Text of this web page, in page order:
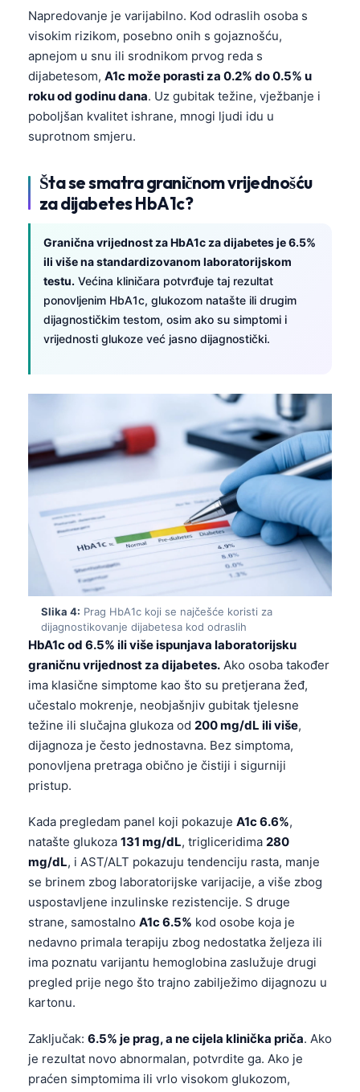
Napredovanje je varijabilno. Kod odraslih osoba s
visokim rizikom, posebno onih s gojaznošću,
apnejom u snu ili srodnikom prvog reda s
dijabetesom, A1c može porasti za 0.2% do 0.5% u
roku od godinu dana. Uz gubitak težine, vježbanje i
poboljšan kvalitet ishrane, mnogi ljudi idu u
suprotnom smjeru.
Šta se smatra graničnom vrijednošću
za dijabetes HbA1c?
Granična vrijednost za HbA1c za dijabetes je 6.5%
ili više na standardizovanom laboratorijskom
testu. Većina kliničara potvrđuje taj rezultat
ponovljenim HbA1c, glukozom natašte ili drugim
dijagnostičkim testom, osim ako su simptomi i
vrijednosti glukoze već jasno dijagnostički.
Slika 4: Prag HbA1c koji se najčešće koristi za
dijagnostikovanje dijabetesa kod odraslih
HbA1c od 6.5% ili više ispunjava laboratorijsku
graničnu vrijednost za dijabetes. Ako osoba također
ima klasične simptome kao što su pretjerana žeđ,
učestalo mokrenje, neobjašnjiv gubitak tjelesne
težine ili slučajna glukoza od 200 mg/dL ili više,
dijagnoza je često jednostavna. Bez simptoma,
ponovljena pretraga obično je čistiji i sigurniji
pristup.
Kada pregledam panel koji pokazuje A1c 6.6%,
natašte glukoza 131 mg/dL, trigliceridima 280
mg/dL, i AST/ALT pokazuju tendenciju rasta, manje
se brinem zbog laboratorijske varijacije, a više zbog
uspostavljene inzulinske rezistencije. S druge
strane, samostalno A1c 6.5% kod osobe koja je
nedavno primala terapiju zbog nedostatka željeza ili
ima poznatu varijantu hemoglobina zaslužuje drugi
pregled prije nego što trajno zabilježimo dijagnozu u
kartonu.
Zaključak: 6.5% je prag, a ne cijela klinička priča. Ako
je rezultat novo abnormalan, potvrdite ga. Ako je
praćen simptomima ili vrlo visokom glukozom,